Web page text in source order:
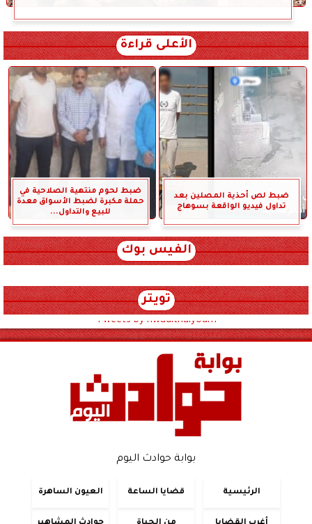
الأعلى قراءة
ضبط لص أحذية المصلين بعد
تداول فيديو الواقعة بسوهاج
ضبط لحوم منتهية الصلاحية في
حملة مكبرة لضبط الأسواق معدة
للبيع والتداول...
الفيس بوك
تويتر
Tweets by hwadithalyoum
بوابة حوادث اليوم
الرئيسية قضايا الساعة العيون الساهرة